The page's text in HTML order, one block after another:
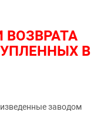
ВОЗВРАТА
В
заводом